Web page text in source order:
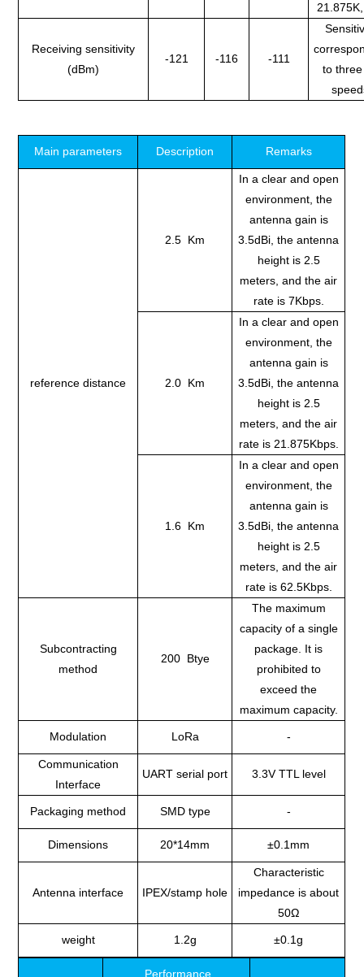
Receiving sensitivity
(dBm)
-121 -116 -111
to
Main parameters Description Remarks
reference distance
2.5 Km
In a clear and open
environment, the
antenna gain is
3.5dBi, the antenna
height is 2.5
meters, and the air
rate is 7Kbps.
2.0 Km
In a clear and open
environment, the
antenna gain is
3.5dBi, the antenna
height is 2.5
meters, and the air
rate is 21.875Kbps.
1.6 Km
In a clear and open
environment, the
antenna gain is
3.5dBi, the antenna
height is 2.5
meters, and the air
rate is 62.5Kbps.
Subcontracting
method
200 Btye
The maximum
capacity of a single
package. It is
prohibited to
exceed the
maximum capacity.
Modulation LoRa -
Communication
Interface
UART serial port 3.3V TTL level
Packaging method SMD type -
Dimensions 20*14mm ±0.1mm
Antenna interface IPEX/stamp hole
Characteristic
impedance is about
50Ω
weight 1.2g ±0.1g
Performance